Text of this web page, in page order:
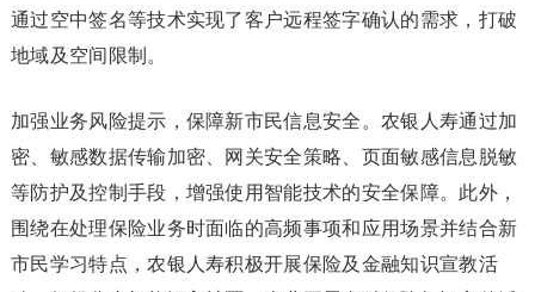
通过空中签名等技术实现了客户远程签字确认的需求，打破
地域及空间限制。
加强业务风险提示，保障新市民信息安全。农银人寿通过加
密、敏感数据传输加密、网关安全策略、页面敏感信息脱敏
等防护及控制手段，增强使用智能技术的安全保障。此外，
围绕在处理保险业务时面临的高频事项和应用场景并结合新
市民学习特点，农银人寿积极开展保险及金融知识宣教活